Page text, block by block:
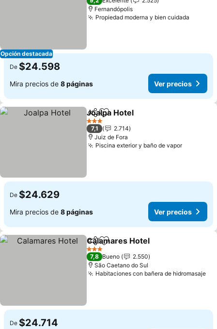
Opción destacada
Fernandópolis
Propiedad moderna y bien cuidada
De $24.598
Mira precios de 8 páginas Ver precios
CompartirAgregar a favoritos
Joalpa Hotel
3 Estrellas
7,1
2.714
Juiz de Fora
Piscina exterior y baño de vaporVer
De $24.629
Mira precios de 8 páginas Ver precios
CompartirAgregar a favoritos
Calamares Hotel
3 Estrellas
7,8 Bueno
2.550
São Caetano do Sul
Habitaciones con bañera de hidromasaje
De $24.714